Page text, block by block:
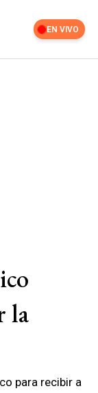
EN VIVO
la
para recibir a